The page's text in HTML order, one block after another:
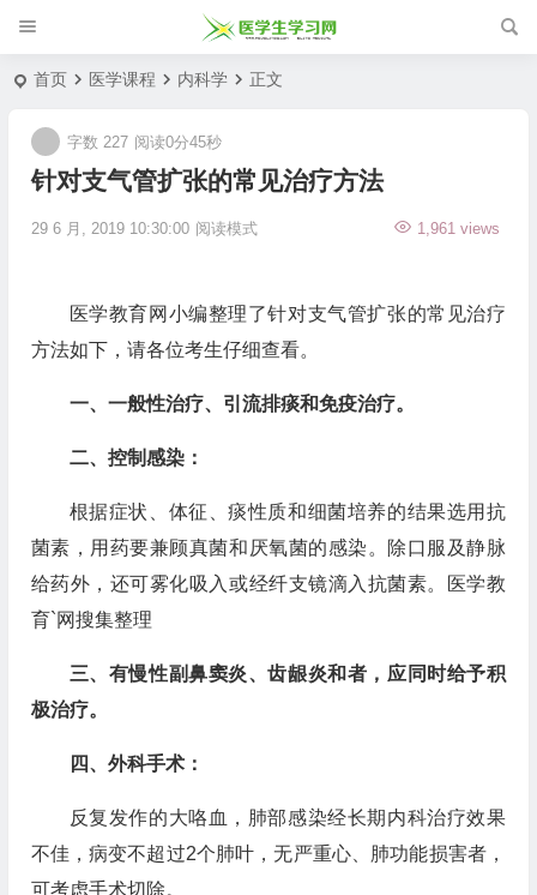
首页 医学课程 内科学 正文
针对支气管扩张的常见治疗方法
29 6 月, 2019 10:30:00 1,961 views
字数 227 阅读0分45秒
阅读模式
医学教育网小编整理了针对支气管扩张的常见治疗
方法如下，请各位考生仔细查看。
一、一般性治疗、引流排痰和免疫治疗。
二、控制感染：
根据症状、体征、痰性质和细菌培养的结果选用抗
菌素，用药要兼顾真菌和厌氧菌的感染。除口服及静脉
给药外，还可雾化吸入或经纤支镜滴入抗菌素。医学教
育`网搜集整理
三、有慢性副鼻窦炎、齿龈炎和者，应同时给予积
极治疗。
四、外科手术：
反复发作的大咯血，肺部感染经长期内科治疗效果
不佳，病变不超过2个肺叶，无严重心、肺功能损害者，
可考虑手术切除。